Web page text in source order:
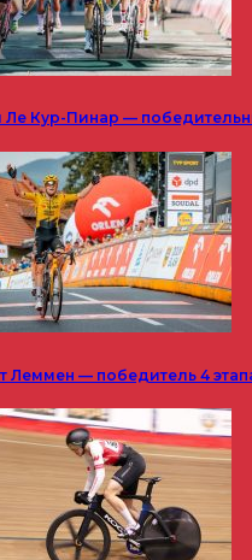
Ле Кур-Пинар —
Леммен — победитель 4